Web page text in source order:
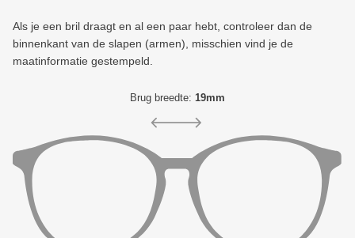
Als je een bril draagt ​​en al een paar hebt, controleer dan de
binnenkant van de slapen (armen), misschien vind je de
maatinformatie gestempeld.
Brug breedte: 19mm